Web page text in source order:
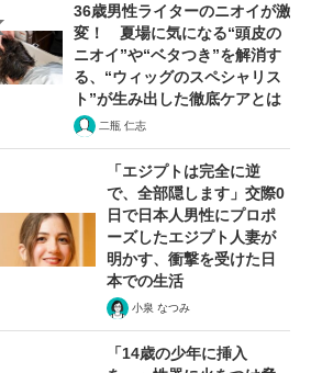
36歳男性ライターのニオイが激
変！ 夏場に気になる“頭皮の
ニオイ”や“ベタつき”を解消す
る、“ウィッグのスペシャリス
ト”が生み出した徹底ケアとは
二瓶 仁志
「エジプトは完全に逆
で、全部隠します」交際0
日で日本人男性にプロポ
ーズしたエジプト人妻が
明かす、衝撃を受けた日
本での生活
小泉 なつみ
「14歳の少年に挿入